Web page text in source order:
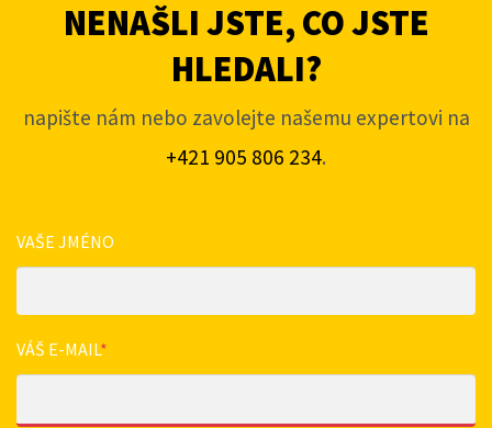
NENAŠLI JSTE, CO JSTE
HLEDALI?
napište nám nebo zavolejte našemu expertovi na
+421 905 806 234.
VAŠE JMÉNO
VÁŠ E-MAIL*